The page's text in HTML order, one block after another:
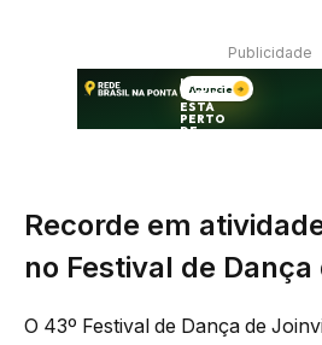
Publicidade
Recorde em
no Festival de
O 43º Festival de Dança de